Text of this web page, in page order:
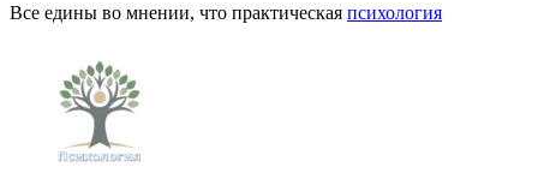
Все едины во мнении, что практическая психология